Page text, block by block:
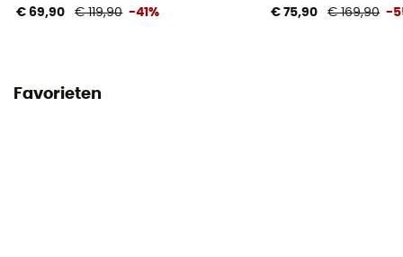
€ 69,90 € 119,90 -41% € 75,90 € 169,90 -
Favorieten